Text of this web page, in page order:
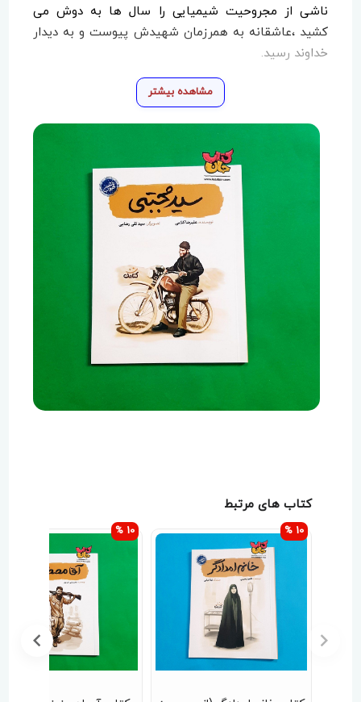
ناشی از مجروحیت شیمیایی را سال ها به دوش می
کشید ،عاشقانه به همرزمان شهیدش پیوست و به دیدار
خداوند رسید.
مشاهده بیشتر
کتاب های مرتبط
10 %
10 %